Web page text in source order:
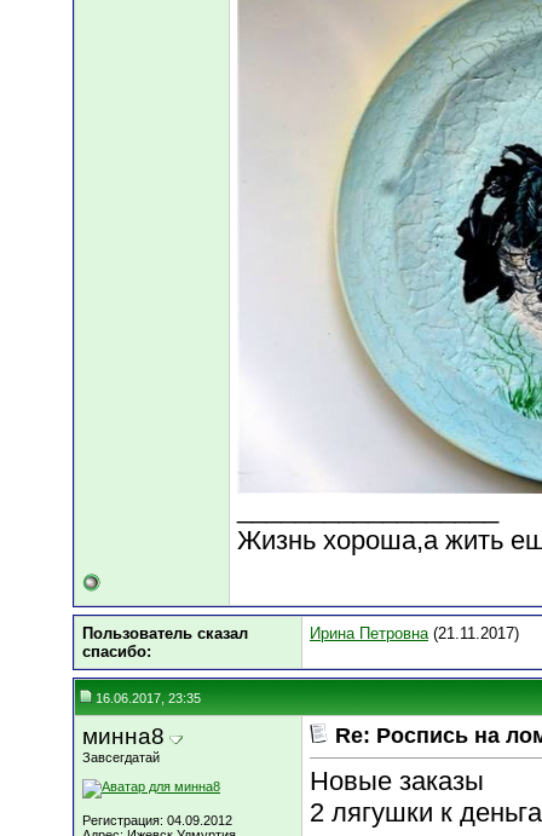
Жизнь хороша,а жить
Пользователь сказал
cпасибо:
Ирина Петровна(21.11.2017)
16.06.2017, 23:35
минна8
Завсегдатай
Регистрация: 04.09.2012
Re: Роспись на
Новые заказы
2 лягушки к